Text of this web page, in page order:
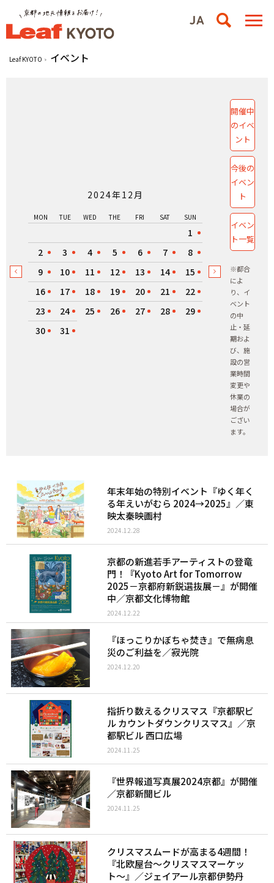
Leaf KYOTO イベント
2024年12月
MON TUE WED THE FRI SAT SUN
1
2
3 4 5 6 7
8
9
10 11 12 13 14
15
16
17 18 19 20 21
22
23
24 25 26 27 28
29
30
31
開催中
のイベ
ント
今後の
イベン
ト
イベン
ト一覧
※都合
によ
り、イ
ベント
の中
止・延
期およ
び、施
設の営
業時間
変更や
休業の
場合が
ござい
ます。
年末年始の特別イベント『ゆく年く
る年えいがむら 2024→2025』／東
映太秦映画村
2024.12.28
京都の新進若手アーティストの登竜
門！『Kyoto Art for Tomorrow
2025－京都府新鋭選抜展－』が開催
中／京都文化博物館
2024.12.22
『ほっこりかぼちゃ焚き』で無病息
災のご利益を／寂光院
2024.12.20
指折り数えるクリスマス『京都駅ビ
ル カウントダウンクリスマス』／京
都駅ビル 西口広場
2024.11.25
『世界報道写真展2024京都』が開催
／京都新聞ビル
2024.11.25
クリスマスムードが高まる4週間！
『北欧屋台〜クリスマスマーケッ
ト〜』／ジェイアール京都伊勢丹